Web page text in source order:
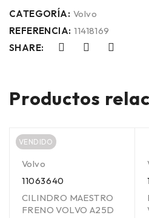
CATEGORÍA: Volvo
REFERENCIA: 11418169
SHARE:
Productos
VENDIDO
Volvo
11063640
CILINDRO MAESTRO
FRENO VOLVO A25D